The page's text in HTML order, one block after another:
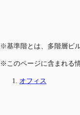
※基準階とは、多階層ビ
※このページに含まれる
オフィス